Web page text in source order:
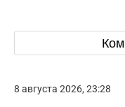
8 августа 2026, 23:28